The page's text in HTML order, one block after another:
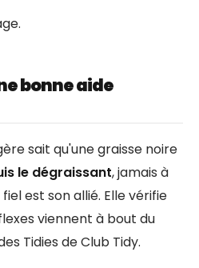
bonne aide
sait qu'une graisse noire
le dégraissant, jamais à
est son allié. Elle vérifie
viennent à bout du
Tidies de Club Tidy.